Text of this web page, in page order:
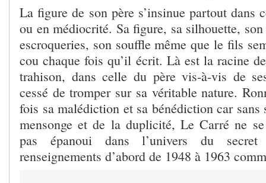
La figure de son père s’insinue partout dans
ou en médiocrité. Sa figure, sa silhouette,
escroqueries, son souffle même que le fils
cou chaque fois qu’il écrit. Là est la racine
trahison, dans celle du père vis-à-vis de
cessé de tromper sur sa véritable nature.
fois sa malédiction et sa bénédiction car sans
mensonge et de la duplicité, Le Carré ne
pas épanoui dans l’univers du
renseignements d’abord de 1948 à 1963